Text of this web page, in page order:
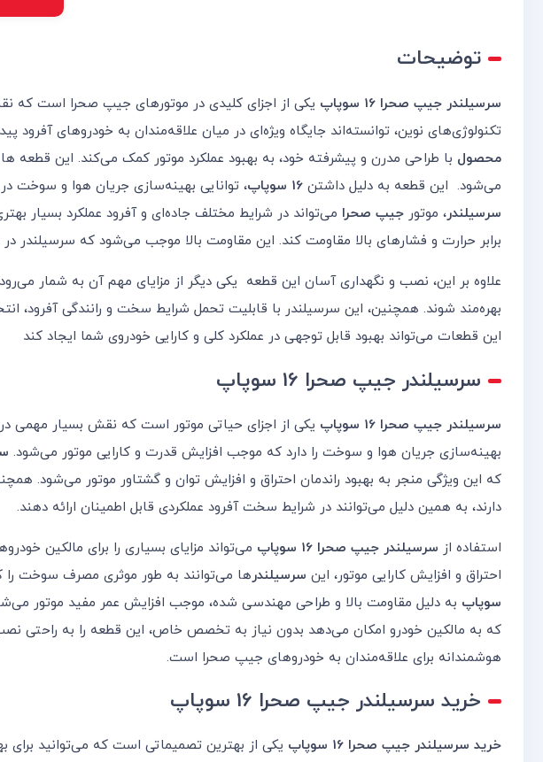
توضیحات
سرسیلندر جیپ صحرا 16 سوپاپ
یکی از اجزای کلیدی در موتورهای جیپ صحرا است که
تکنولوژی‌های نوین، توانسته‌اند جایگاه ویژه‌ای در میان علاقه‌مندان به خودروهای آفرود
محصول با طراحی مدرن و پیشرفته خود، به بهبود عملکرد موتور کمک می‌کند. این قطعه
می‌شود. این قطعه به دلیل داشتن
، توانایی بهینه‌سازی جریان هوا و سوخت
سرسیلندر، موتور جیپ صحرا می‌تواند در شرایط مختلف جاده‌ای و آفرود عملکرد بسیار
برابر حرارت و فشارهای بالا مقاومت کند. این مقاومت بالا موجب می‌شود که
علاوه بر این، نصب و نگهداری آسان این قطعه یکی دیگر از مزایای مهم آن به شمار
بهره‌مند شوند. همچنین، این سرسیلندر با قابلیت تحمل شرایط سخت و رانندگی آفرود،
این قطعات می‌تواند بهبود قابل توجهی در عملکرد کلی و کارایی خودروی شما ایجاد کند
سرسیلندر جیپ صحرا 16 سوپاپ
سرسیلندر جیپ صحرا 16 سوپاپ یکی از اجزای حیاتی موتور است که نقش بسیار مهمی در
بهینه‌سازی جریان هوا و سوخت را دارد که موجب افزایش قدرت و کارایی موتور می‌شود.
که این ویژگی منجر به بهبود راندمان احتراق و افزایش توان و گشتاور موتور می‌شود.
دارند، به همین دلیل می‌توانند در شرایط سخت آفرود عملکردی قابل اطمینان ارائه دهند.
استفاده از سرسیلندر جیپ صحرا 16 سوپاپ
می‌تواند مزایای بسیاری را برای مالکین
احتراق و افزایش کارایی موتور، این سرسیلندرها می‌توانند به طور موثری مصرف سوخت را
سوپاپ به دلیل مقاومت بالا و طراحی مهندسی شده، موجب افزایش عمر مفید موتور
که به مالکین خودرو امکان می‌دهد بدون نیاز به تخصص خاص، این قطعه را به راحتی نصب
هوشمندانه برای علاقه‌مندان به خودروهای جیپ صحرا است.
خرید سرسیلندر جیپ صحرا 16 سوپاپ
خرید سرسیلندر جیپ صحرا 16 سوپاپ
یکی از بهترین تصمیماتی است که می‌توانید برای